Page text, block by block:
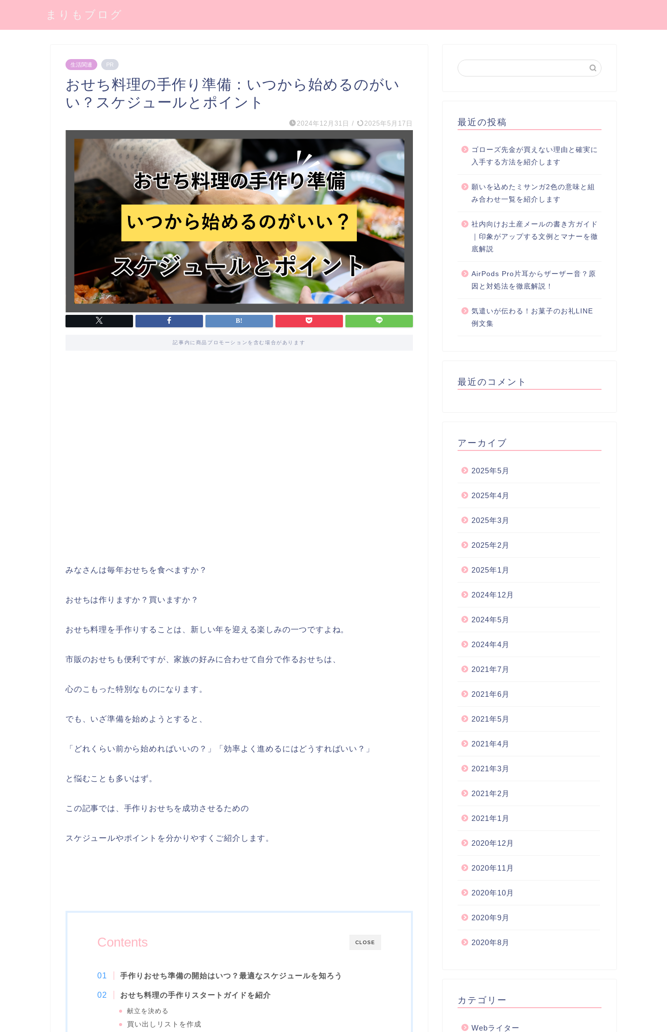
まりもブログ
生活関連 PR
おせち料理の手作り準備：いつから始めるのがい
い？スケジュールとポイント
2024年12月31日 / 2025年5月17日
記事内に商品プロモーションを含む場合があります
みなさんは毎年おせちを食べますか？
おせちは作りますか？買いますか？
おせち料理を手作りすることは、新しい年を迎える楽しみの一つですよね。
市販のおせちも便利ですが、家族の好みに合わせて自分で作るおせちは、
心のこもった特別なものになります。
でも、いざ準備を始めようとすると、
「どれくらい前から始めればいいの？」「効率よく進めるにはどうすればいい？」
と悩むことも多いはず。
この記事では、手作りおせちを成功させるための
スケジュールやポイントを分かりやすくご紹介します。
CLOSE
Contents
手作りおせち準備の開始はいつ？最適なスケジュールを知ろう
おせち料理の手作りスタートガイドを紹介
献立を決める
買い出しリストを作成
最近の投稿
ゴローズ先金が買えない理由と確実に
入手する方法を紹介します
願いを込めたミサンガ2色の意味と組
み合わせ一覧を紹介します
社内向けお土産メールの書き方ガイド
｜印象がアップする文例とマナーを徹
底解説
AirPods Pro片耳からザーザー音？原
因と対処法を徹底解説！
気遣いが伝わる！お菓子のお礼LINE
例文集
最近のコメント
アーカイブ
2025年5月
2025年4月
2025年3月
2025年2月
2025年1月
2024年12月
2024年5月
2024年4月
2021年7月
2021年6月
2021年5月
2021年4月
2021年3月
2021年2月
2021年1月
2020年12月
2020年11月
2020年10月
2020年9月
2020年8月
カテゴリー
Webライター